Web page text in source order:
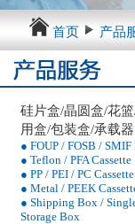
首页 产品
硅片盒/晶圆盒/花
用盒/包装盒/承载器
● FOUP / FOSB / SMIF
● Teflon / PFA Cassette
● PP / PEI / PC Cassette
● Metal / PEEK
● Shipping Box /
Storage Box